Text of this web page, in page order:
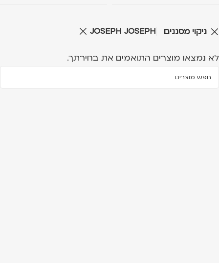
ניקוי מסננים JOSEPH JOSEPH
לא נמצאו מוצרים התואמים את בחירתך.